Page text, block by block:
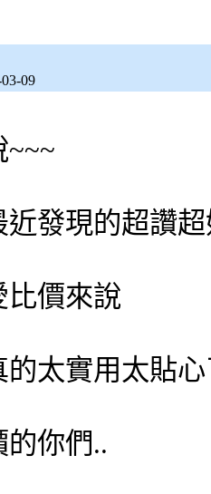
09
近發現的超讚
比價來說
的太實用太貼
的你們..